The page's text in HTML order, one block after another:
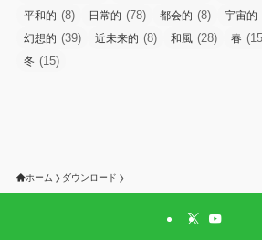
平和的 (8) 日常的 (78) 都会的 (8) 宇宙的
幻想的 (39) 近未来的 (8) 和風 (28) 春
冬 (15)
ホーム ダウンロード